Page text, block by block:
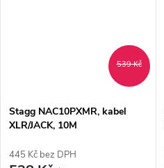
539 Kč
Stagg NAC10PXMR, kabel
XLR/JACK, 10M
445 Kč bez DPH